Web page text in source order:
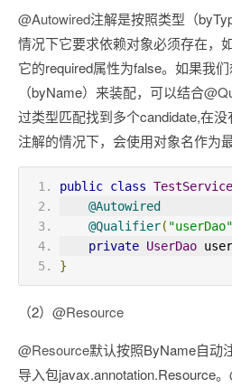
@Autowired注解是按照类型（
情况下它要求依赖对象必须存在，
它的required属性为false。如果我
（byName）来装配，可以结合
过类型匹配找到多个candidate,在没
注解的情况下，会使用对象名作为
public class
@Autowired
@Qualifier( "userDao"
private UserDao
}
（2） @Resource
@Resource默认按照ByName自动
导入包javax.annotation.Resource。